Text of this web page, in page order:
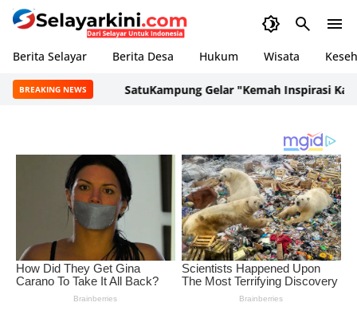
Berita Selayar Berita Desa Hukum Wisata
BREAKING NEWS SatuKampung Gelar "Kemah Inspirasi